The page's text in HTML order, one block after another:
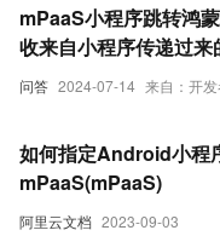
问答 2024-07-14 来自：开
mPaaS小程序跳转鸿
收来自小程序传递过
阿里云文档 2023-09-03
如何指定Android小程
mPaaS(mPaaS)